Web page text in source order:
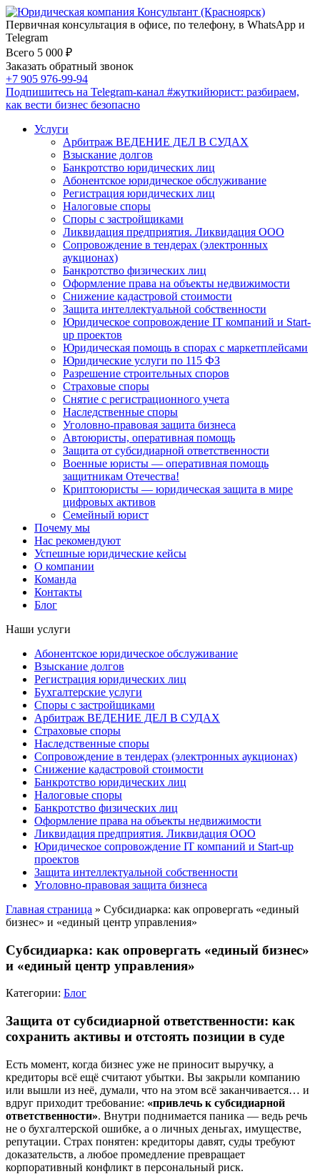
Первичная консультация в офисе, по телефону, в WhatsApp и
Telegram
Всего 5 000 ₽
Заказать обратный звонок
+7 905 976-99-94
Подпишитесь на Telegram-канал #жуткийюрист: разбираем,
как вести бизнес безопасно
Услуги
Арбитраж ВЕДЕНИЕ ДЕЛ В СУДАХ
Взыскание долгов
Банкротство юридических лиц
Абонентское юридическое обслуживание
Регистрация юридических лиц
Налоговые споры
Споры с застройщиками
Ликвидация предприятия. Ликвидация ООО
Сопровождение в тендерах (электронных
аукционах)
Банкротство физических лиц
Оформление права на объекты недвижимости
Снижение кадастровой стоимости
Защита интеллектуальной собственности
Юридическое сопровождение IT компаний и Start-
up проектов
Юридическая помощь в спорах с маркетплейсами
Юридические услуги по 115 ФЗ
Разрешение строительных споров
Страховые споры
Снятие с регистрационного учета
Наследственные споры
Уголовно-правовая защита бизнеса
Автоюристы, оперативная помощь
Защита от субсидиарной ответственности
Военные юристы — оперативная помощь
защитникам Отечества!
Криптоюристы — юридическая защита в мире
цифровых активов
Семейный юрист
Почему мы
Нас рекомендуют
Успешные юридические кейсы
О компании
Команда
Контакты
Блог
Наши услуги
Абонентское юридическое обслуживание
Взыскание долгов
Регистрация юридических лиц
Бухгалтерские услуги
Споры с застройщиками
Арбитраж ВЕДЕНИЕ ДЕЛ В СУДАХ
Страховые споры
Наследственные споры
Сопровождение в тендерах (электронных аукционах)
Снижение кадастровой стоимости
Банкротство юридических лиц
Налоговые споры
Банкротство физических лиц
Оформление права на объекты недвижимости
Ликвидация предприятия. Ликвидация ООО
Юридическое сопровождение IT компаний и Start-up
проектов
Защита интеллектуальной собственности
Уголовно-правовая защита бизнеса
Главная страница » Субсидиарка: как опровергать «единый
бизнес» и «единый центр управления»
Субсидиарка: как опровергать «единый бизнес»
и «единый центр управления»
Категории: Блог
Защита от субсидиарной ответственности: как
сохранить активы и отстоять позиции в суде
Есть момент, когда бизнес уже не приносит выручку, а
кредиторы всё ещё считают убытки. Вы закрыли компанию
или вышли из неё, думали, что на этом всё заканчивается… и
вдруг приходит требование: «привлечь к субсидиарной
ответственности». Внутри поднимается паника — ведь речь
не о бухгалтерской ошибке, а о личных деньгах, имуществе,
репутации. Страх понятен: кредиторы давят, суды требуют
доказательств, а любое промедление превращает
корпоративный конфликт в персональный риск.